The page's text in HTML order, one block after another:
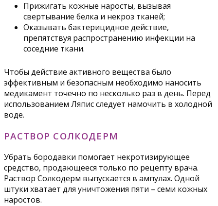
Прижигать кожные наросты, вызывая
свертывание белка и некроз тканей;
Оказывать бактерицидное действие,
препятствуя распространению инфекции на
соседние ткани.
Чтобы действие активного вещества было
эффективным и безопасным необходимо наносить
медикамент точечно по несколько раз в день. Перед
использованием Ляпис следует намочить в холодной
воде.
РАСТВОР СОЛКОДЕРМ
Убрать бородавки помогает некротизирующее
средство, продающееся только по рецепту врача.
Раствор Солкодерм выпускается в ампулах. Одной
штуки хватает для уничтожения пяти – семи кожных
наростов.